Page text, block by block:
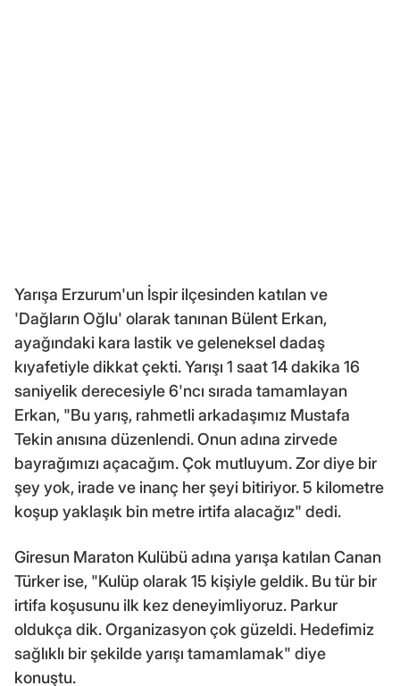
Yarışa Erzurum'un İspir ilçesinden katılan ve
'Dağların Oğlu' olarak tanınan Bülent Erkan,
ayağındaki kara lastik ve geleneksel dadaş
kıyafetiyle dikkat çekti. Yarışı 1 saat 14 dakika 16
saniyelik derecesiyle 6'ncı sırada tamamlayan
Erkan, "Bu yarış, rahmetli arkadaşımız Mustafa
Tekin anısına düzenlendi. Onun adına zirvede
bayrağımızı açacağım. Çok mutluyum. Zor diye bir
şey yok, irade ve inanç her şeyi bitiriyor. 5 kilometre
koşup yaklaşık bin metre irtifa alacağız" dedi.
Giresun Maraton Kulübü adına yarışa katılan Canan
Türker ise, "Kulüp olarak 15 kişiyle geldik. Bu tür bir
irtifa koşusunu ilk kez deneyimliyoruz. Parkur
oldukça dik. Organizasyon çok güzeldi. Hedefimiz
sağlıklı bir şekilde yarışı tamamlamak" diye
konuştu.